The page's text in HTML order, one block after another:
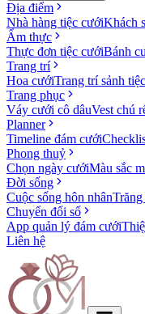
Địa điểm
Nhà hàng tiệc cướiKhách
Ẩm thực
Thực đơn tiệc cướiBánh
Trang trí
Hoa cướiTrang trí sảnh tiệc
Trang phục
Váy cưới cô dâuVest chú
Planner
Timeline đám cưới
Phong thuỷ
Chọn ngày cướiMàu sắc
Đời sống
Cuộc sống hôn nhânTrăng
Chuyển đổi số
App quản lý đám cưới
Liên hệ